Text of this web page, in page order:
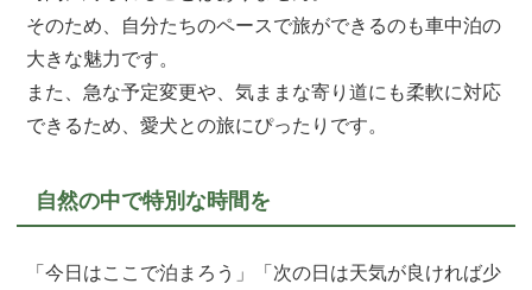
そのため、自分たちのペースで旅ができるのも車中泊の
大きな魅力です。
また、急な予定変更や、気ままな寄り道にも柔軟に対応
できるため、愛犬との旅にぴったりです。
自然の中で特別な時間を
「今日はここで泊まろう」「次の日は天気が良ければ少